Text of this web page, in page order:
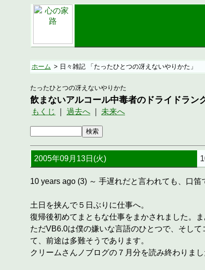
ホーム > 日々雑記 「たったひとつの冴えないやりかた」
たったひとつの冴えないやりかた
飲まないアルコール中毒者のドライドラン
もくじ 過去へ 未来へ
2005年09月13日(火)
10 years ago (3) ～ 手遅れだと言われても、口笛
土日を挟んで５日ぶりに仕事へ。
復帰後初めてまともな仕事をまかされました。
ただVB6.0は僕の嫌いな言語のひとつで、そし
て、前途は多難そうであります。
クリームさんノブログの７月分を読み終わりま